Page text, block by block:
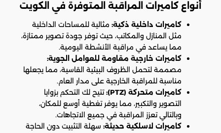
أنواع كاميرات المراقبة المتوفرة في الكويت
كاميرات داخلية ذكية: مثالية للمساحات الداخلية
مثل المنازل والمكاتب، حيث توفر جودة تصوير ممتازة،
مما يساعد في مراقبة الأنشطة اليومية.
كاميرات خارجية مقاومة للعوامل الجوية:
مصممة لتحمل الظروف البيئية القاسية، مما يجعلها
مناسبة للمراقبة الخارجية على مدار العام.
كاميرات متحركة (PTZ):
تتيح لك التحكم بزوايا
التصوير والتكبير، مما يوفر تغطية أوسع للمكان،
وبالتالي تعزز المراقبة في جميع الاتجاهات.
كاميرات لاسلكية حديثة: سهلة التثبيت دون الحاجة